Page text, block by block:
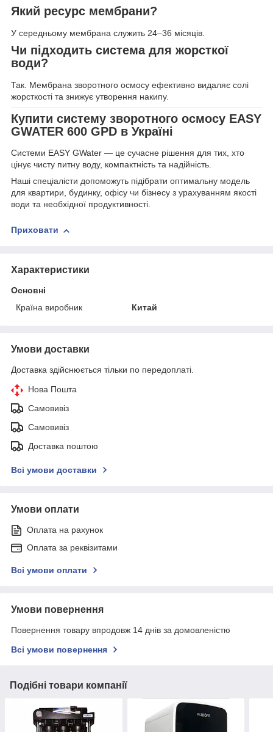
Який ресурс мембрани?
У середньому мембрана служить 24–36 місяців.
Чи підходить система для жорсткої
води?
Так. Мембрана зворотного осмосу ефективно видаляє солі
жорсткості та знижує утворення накипу.
Купити систему зворотного осмосу EASY
GWATER 600 GPD в Україні
Системи EASY GWater — це сучасне рішення для тих, хто
цінує чисту питну воду, компактність та надійність.
Наші спеціалісти допоможуть підібрати оптимальну модель
для квартири, будинку, офісу чи бізнесу з урахуванням якості
води та необхідної продуктивності.
Приховати
Характеристики
Основні
Країна виробник
Китай
Умови доставки
Доставка здійснюється тільки по передоплаті.
Нова Пошта
Самовивіз
Самовивіз
Доставка поштою
Всі умови доставки
Умови оплати
Оплата на рахунок
Оплата за реквізитами
Всі умови оплати
Умови повернення
Повернення товару впродовж 14 днів за домовленістю
Всі умови повернення
Подібні товари компанії